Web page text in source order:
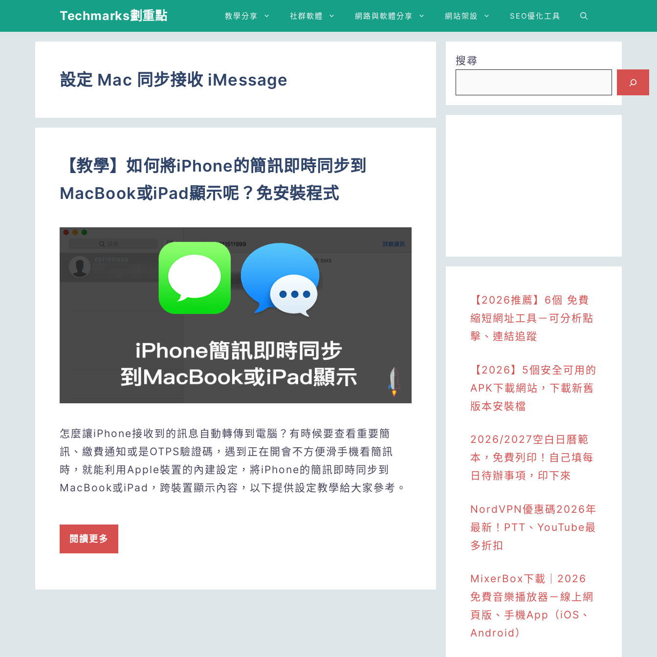
Techmarks劃重點 教學分享 社群軟體 網路與軟體分享 網站架設 SEO優化工具
設定 Mac 同步接收 iMessage
【教學】如何將iPhone的簡訊即時同步到
MacBook或iPad顯示呢？免安裝程式
怎麼讓iPhone接收到的訊息自動轉傳到電腦？有時候要查看重要簡
訊、繳費通知或是OTPS驗證碼，遇到正在開會不方便滑手機看簡訊
時，就能利用Apple裝置的內建設定，將iPhone的簡訊即時同步到
MacBook或iPad，跨裝置顯示內容，以下提供設定教學給大家參考。
閱讀更多
搜尋
【2026推薦】6個 免費
縮短網址工具－可分析點
擊、連結追蹤
【2026】5個安全可用的
APK下載網站，下載新舊
版本安裝檔
2026/2027空白日曆範
本，免費列印！自己填每
日待辦事項，印下來
NordVPN優惠碼2026年
最新！PTT、YouTube最
多折扣
MixerBox下載｜2026
免費音樂播放器－線上網
頁版、手機App（iOS、
Android）